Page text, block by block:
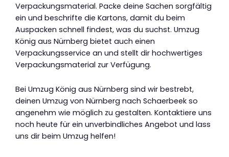
Verpackungsmaterial. Packe deine Sachen sorgfältig
ein und beschrifte die Kartons, damit du beim
Auspacken schnell findest, was du suchst. Umzug
König aus Nürnberg bietet auch einen
Verpackungsservice an und stellt dir hochwertiges
Verpackungsmaterial zur Verfügung.
Bei Umzug König aus Nürnberg sind wir bestrebt,
deinen Umzug von Nürnberg nach Schaerbeek so
angenehm wie möglich zu gestalten. Kontaktiere uns
noch heute für ein unverbindliches Angebot und lass
uns dir beim Umzug helfen!